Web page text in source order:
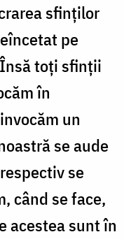
sfinţilor
pe
toţi sfinţii
în
un
se aude
se
când se face,
acestea sunt în